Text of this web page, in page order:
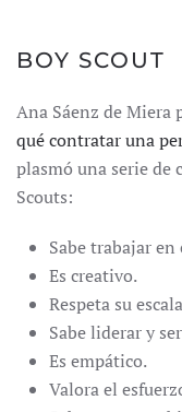
BOY SCOUT
Ana Sáenz de Miera
qué contratar una
plasmó una serie de
Scouts:
Sabe trabajar en
Es creativo.
Respeta su
Sabe liderar y
Es empático.
Valora el